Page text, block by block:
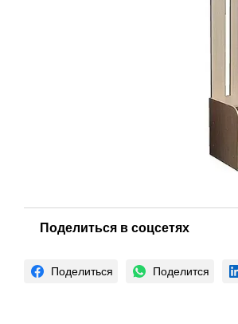
Поделиться в соцсетях
Поделиться Поделится